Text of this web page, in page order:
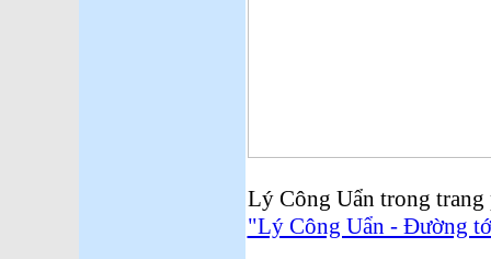
Lý Công Uẩn trong
"Lý Công Uẩn - Đường